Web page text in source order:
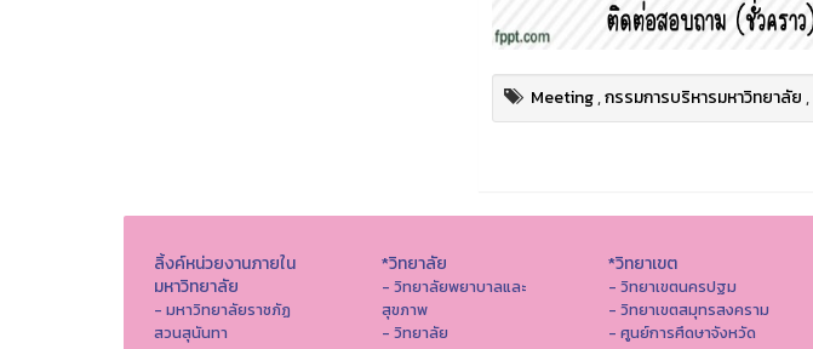
Meeting,กรรมการบริหารมหาวิทยาลัย,
ลิ้งค์หน่วยงานภายใน
มหาวิทยาลัย
- มหาวิทยาลัยราชภัฏ
สวนสุนันทา
*วิทยาลัย
- วิทยาลัยพยาบาลและ
สุขภาพ
- วิทยาลัย
*วิทยาเขต
- วิทยาเขตนครปฐม
- วิทยาเขตสมุทรสงคราม
- ศูนย์การศึดษาจังหวัด